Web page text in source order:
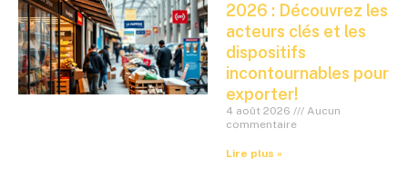
2026 : Découvrez les
acteurs clés et les
dispositifs
incontournables pour
exporter!
4 août 2026
Aucun
commentaire
Lire plus »